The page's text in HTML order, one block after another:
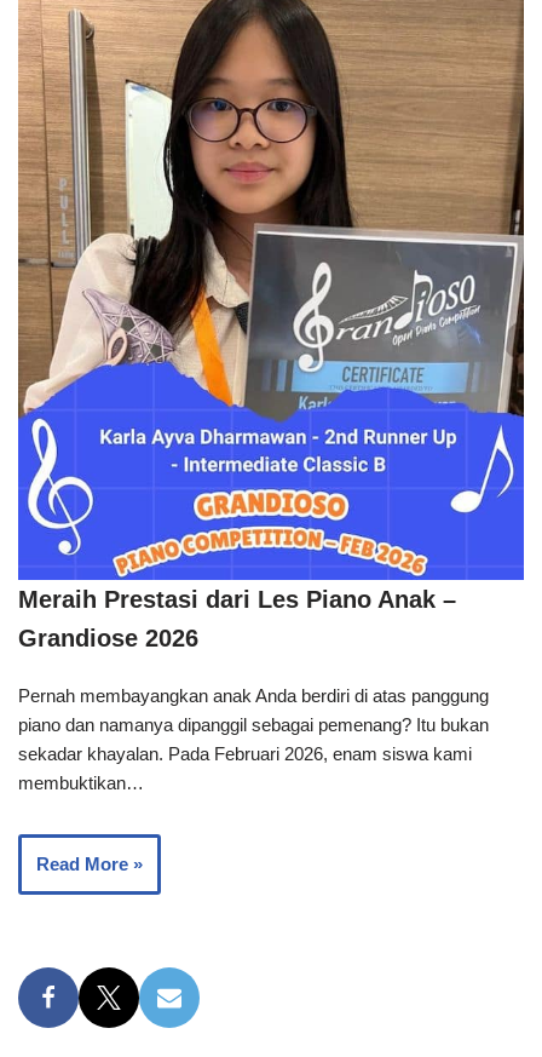
Meraih Prestasi dari Les Piano Anak –
Grandiose 2026
Pernah membayangkan anak Anda berdiri di atas panggung
piano dan namanya dipanggil sebagai pemenang? Itu bukan
sekadar khayalan. Pada Februari 2026, enam siswa kami
membuktikan…
Read More »